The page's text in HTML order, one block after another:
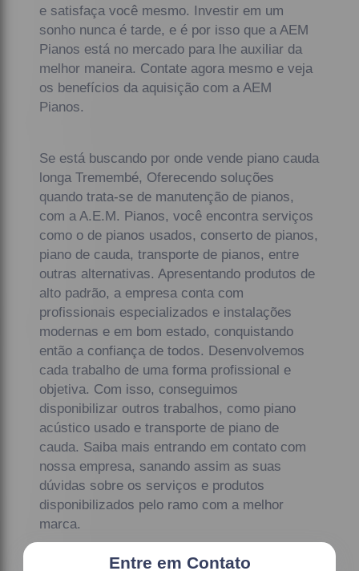
e satisfaça você mesmo. Investir em um
sonho nunca é tarde, e é por isso que a AEM
Pianos está no mercado para lhe auxiliar da
melhor maneira. Contate agora mesmo e veja
os benefícios da aquisição com a AEM
Pianos.
Se está buscando por onde vende piano cauda
longa Tremembé, Oferecendo soluções
quando trata-se de manutenção de pianos,
com a A.E.M. Pianos, você encontra serviços
como o de pianos usados, conserto de pianos,
piano de cauda, transporte de pianos, entre
outras alternativas. Apresentando produtos de
alto padrão, a empresa conta com
profissionais especializados e instalações
modernas e em bom estado, conquistando
então a confiança de todos. Desenvolvemos
cada trabalho de uma forma profissional e
objetiva. Com isso, conseguimos
disponibilizar outros trabalhos, como piano
acústico usado e transporte de piano de
cauda. Saiba mais entrando em contato com
nossa empresa, sanando assim as suas
dúvidas sobre os serviços e produtos
disponibilizados pelo ramo com a melhor
marca.
Entre em Contato